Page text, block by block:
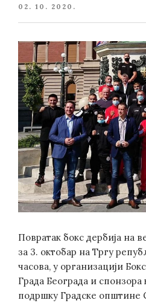
POSTED
02. 10. 2020.
Повратак бокс дербија на
за 3. октобар на Тргу
часова, у организацији
Града Београда и
подршку Градске општине